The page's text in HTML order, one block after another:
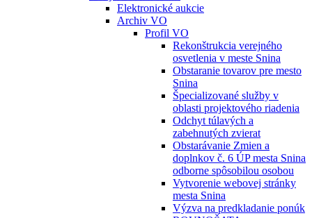
Elektronické aukcie
Archiv VO
Profil VO
Rekonštrukcia verejného
osvetlenia v meste Snina
Obstaranie tovarov pre mesto
Snina
Špecializované služby v
oblasti projektového riadenia
Odchyt túlavých a
zabehnutých zvierat
Obstarávanie Zmien a
doplnkov č. 6 ÚP mesta Snina
odborne spôsobilou osobou
Vytvorenie webovej stránky
mesta Snina
Výzva na predkladanie ponúk